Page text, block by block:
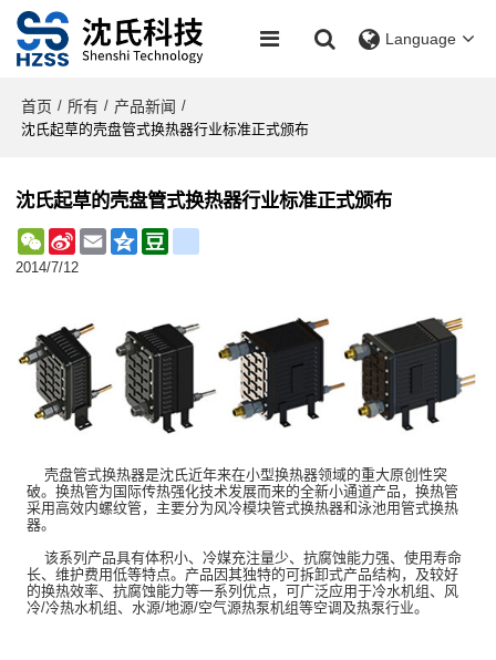
Language
首页 / 所有 / 产品新闻 /
沈氏起草的壳盘管式换热器行业标准正式颁布
沈氏起草的壳盘管式换热器行业标准正式颁布
WeChat
Sina
Weibo
Email Qzone
2014/7/12
壳盘管式换热器是沈氏近年来在小型换热器领域的重大原创性突
破。换热管为国际传热强化技术发展而来的全新小通道产品，换热管
采用高效内螺纹管，主要分为风冷模块管式换热器和泳池用管式换热
器。
该系列产品具有体积小、冷媒充注量少、抗腐蚀能力强、使用寿命
长、维护费用低等特点。产品因其独特的可拆卸式产品结构，及较好
的换热效率、抗腐蚀能力等一系列优点，可广泛应用于冷水机组、风
冷/冷热水机组、水源/地源/空气源热泵机组等空调及热泵行业。